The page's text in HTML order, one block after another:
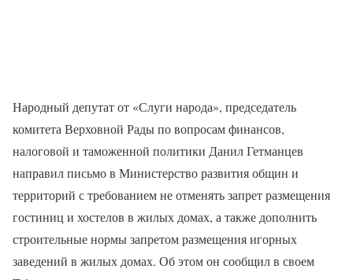
Народный депутат от «Слуги народа», председатель
комитета Верховной Рады по вопросам финансов,
налоговой и таможенной политики Данил Гетманцев
направил письмо в Министерство развития общин и
территорий с требованием не отменять запрет размещения
гостиниц и хостелов в жилых домах, а также дополнить
строительные нормы запретом размещения игорных
заведений в жилых домах. Об этом он сообщил в своем